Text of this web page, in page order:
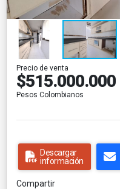
Precio de venta
$515.000.000
Pesos Colombianos
Descargar
información
Compartir